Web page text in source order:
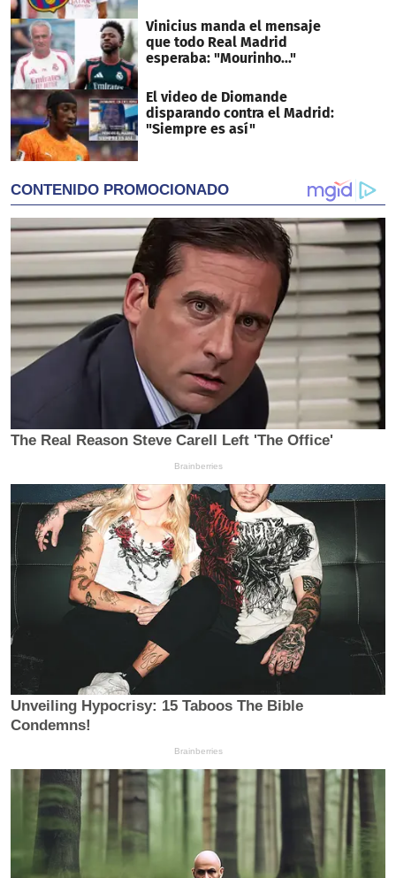
Vinicius manda el mensaje
que todo Real Madrid
esperaba: "Mourinho..."
El video de Diomande
disparando contra el Madrid:
"Siempre es así"